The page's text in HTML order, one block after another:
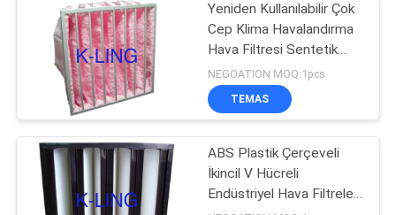
Laminer Akış
Dolapları
92
121
Yeniden Kullanılabilir Çok
Cep Klima Havalandırma
Hava Filtresi Sentetik
Elyaf Cam Elyaf
NEGOATION MOQ:1pcs
TEMAS
ABS Plastik Çerçeveli
İkincil V Hücreli
Endüstriyel Hava Filtreleri